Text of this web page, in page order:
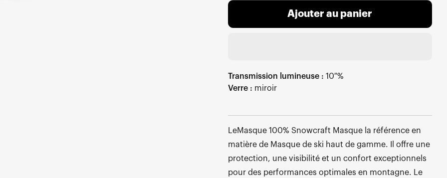
Ajouter au panier
Transmission lumineuse : 10 %
Verre : miroir
LeMasque 100% Snowcraft Masque la référence en
matière de Masque de ski haut de gamme. Il offre une
protection, une visibilité et un confort exceptionnels
pour des performances optimales en montagne. Le